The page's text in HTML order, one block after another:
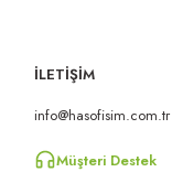
İLETİŞİM
info@hasofisim.com.tr
Müşteri Destek